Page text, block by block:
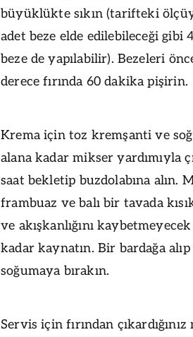
büyüklükte sıkın (tarifteki
adet beze elde edilebileceği gibi
beze de yapılabilir). Bezeleri
derece fırında 60 dakika pişirin.
Krema için toz kremşanti ve
alana kadar mikser yardımıyla
saat bekletip buzdolabına alın.
frambuaz ve balı bir tavada
ve akışkanlığını
kadar kaynatın. Bir bardağa
soğumaya bırakın.
Servis için fırından çıkardığınız